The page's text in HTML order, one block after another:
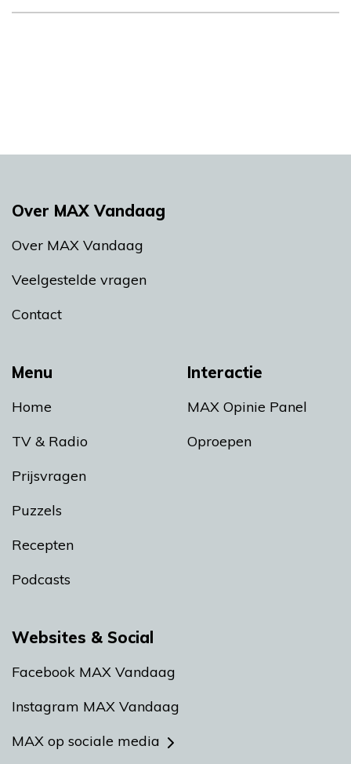
Menu
Home
TV & Radio
Prijsvragen
Puzzels
Recepten
Podcasts
Interactie
MAX Opinie Panel
Oproepen
Over MAX Vandaag
Over MAX Vandaag
Veelgestelde vragen
Contact
Websites & Social
Facebook MAX Vandaag
Instagram MAX Vandaag
MAX op sociale media